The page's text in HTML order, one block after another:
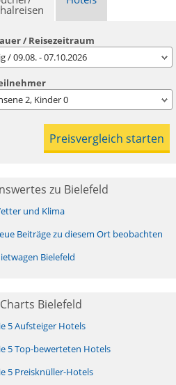
/ Reisezeitraum
/ 09.08. - 07.10.2026
2, Kinder0
zu Bielefeld
und Klima
Beiträge zu diesem Ort beobachten
Bielefeld
Bielefeld
5 Aufsteiger Hotels
5 Top-bewerteten Hotels
5 Preisknüller-Hotels